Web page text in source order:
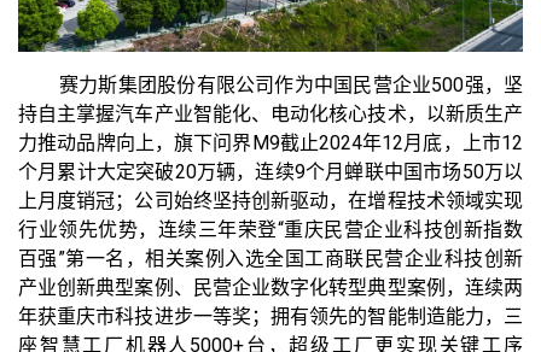
赛力斯集团股份有限公司作为中国民营企业500强，坚
持自主掌握汽车产业智能化、电动化核心技术，以新质生产
力推动品牌向上，旗下问界M9截止2024年12月底，上市12
个月累计大定突破20万辆，连续9个月蝉联中国市场50万以
上月度销冠；公司始终坚持创新驱动，在增程技术领域实现
行业领先优势，连续三年荣登“重庆民营企业科技创新指数
百强”第一名，相关案例入选全国工商联民营企业科技创新
产业创新典型案例、民营企业数字化转型典型案例，连续两
年获重庆市科技进步一等奖；拥有领先的智能制造能力，三
座智慧工厂机器人5000+台，超级工厂更实现关键工序